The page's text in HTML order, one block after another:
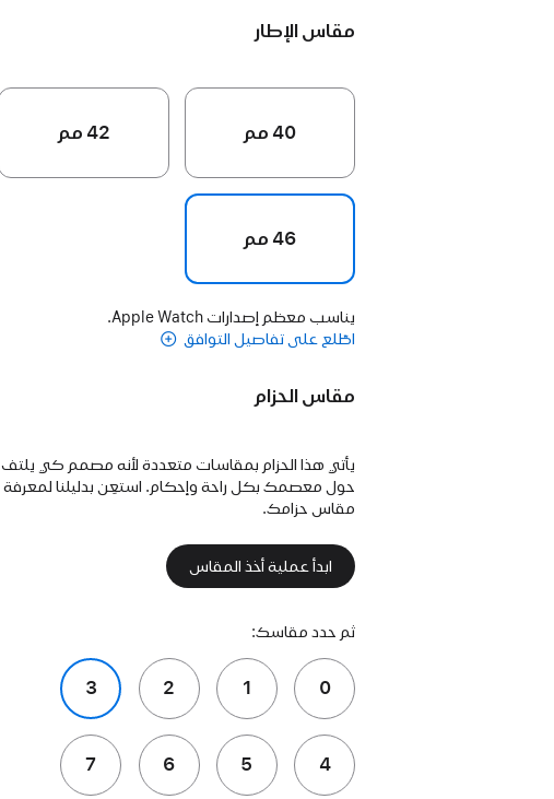
مقاس الإطار
40 مم 42 مم
46 مم
يناسب معظم إصدارات Apple Watch.
اطّلع على تفاصيل التوافق
مقاس الحزام
يأتي هذا الحزام بمقاسات متعددة لأنه مصمم كي يلتف
حول معصمك بكل راحة وإحكام. استعِن بدليلنا لمعرفة
مقاس حزامك.
ابدأ عملية أخذ المقاس
ثم حدد مقاسك:
0
1
2
3
4
5
6
7